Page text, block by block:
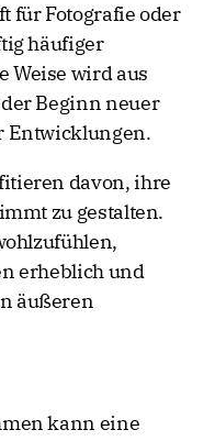
für Fotografie oder
häufiger
Weise wird aus
Beginn neuer
Entwicklungen.
davon, ihre
zu gestalten.
erheblich und
äußeren
kann eine